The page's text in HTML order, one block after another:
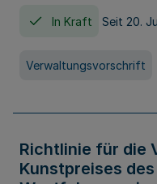
In Kraft Seit 20.
Verwaltungsvorschrift
Richtlinie für die
Kunstpreises